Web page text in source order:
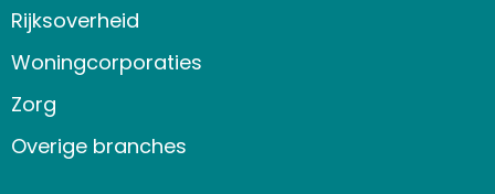
Rijksoverheid
Woningcorporaties
Zorg
Overige branches